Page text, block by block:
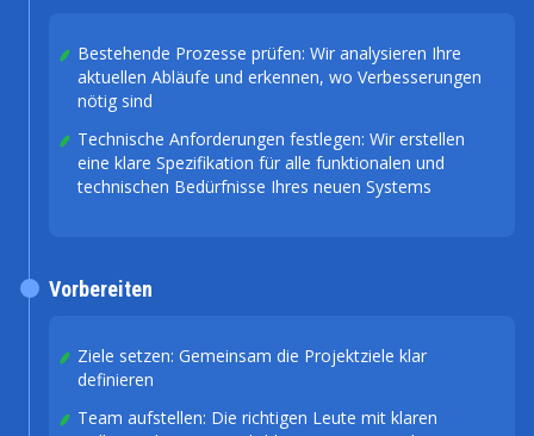
Bestehende Prozesse prüfen: Wir analysieren Ihre
aktuellen Abläufe und erkennen, wo Verbesserungen
nötig sind
Technische Anforderungen festlegen: Wir erstellen
eine klare Spezifikation für alle funktionalen und
technischen Bedürfnisse Ihres neuen Systems
Ziele setzen: Gemeinsam die Projektziele klar
definieren
Team aufstellen: Die richtigen Leute mit klaren
Vorbereiten